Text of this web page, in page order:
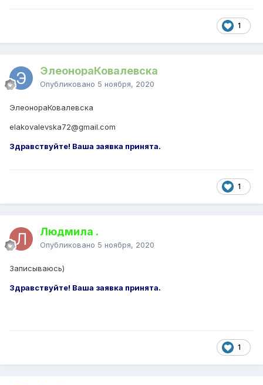
1
ЭлеонораКовалевска
Опубликовано 5 ноября, 2020
ЭлеонораКовалевска
elakovalevska72@gmail.com
Здравствуйте! Ваша заявка принята.
1
Людмила .
Опубликовано 5 ноября, 2020
Записываюсь)
Здравствуйте! Ваша заявка принята.
1